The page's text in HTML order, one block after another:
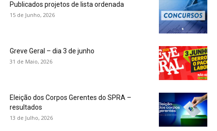
Publicados projetos de lista ordenada
15 de Junho, 2026
Greve Geral – dia 3 de junho
31 de Maio, 2026
Eleição dos Corpos Gerentes do SPRA –
resultados
13 de Julho, 2026